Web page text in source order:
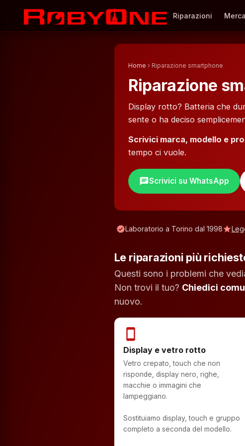
Riparazioni
Home › Riparazione smartphone
Riparazione
Display rotto? Batteria che
sente o ha deciso
Scrivici marca, modello e
tempo ci vuole.
chatScrivici su WhatsApp
verifiedLaboratorio a Torino dal 1998star
Le riparazioni più
Questi sono i problemi che
Non trovi il tuo? Chiedici
nuovo.
smartphone
Display e vetro rotto
Vetro crepato, touch che non
risponde, display nero, righe,
macchie o immagini che
lampeggiano.
Sostituiamo display, touch e gruppo
completo a seconda del modello.